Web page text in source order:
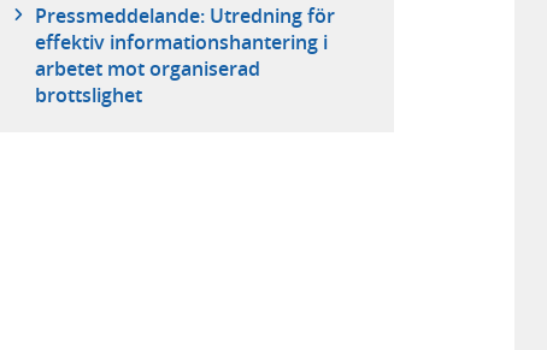
Pressmeddelande: Utredning för
effektiv informationshantering i
arbetet mot organiserad
brottslighet